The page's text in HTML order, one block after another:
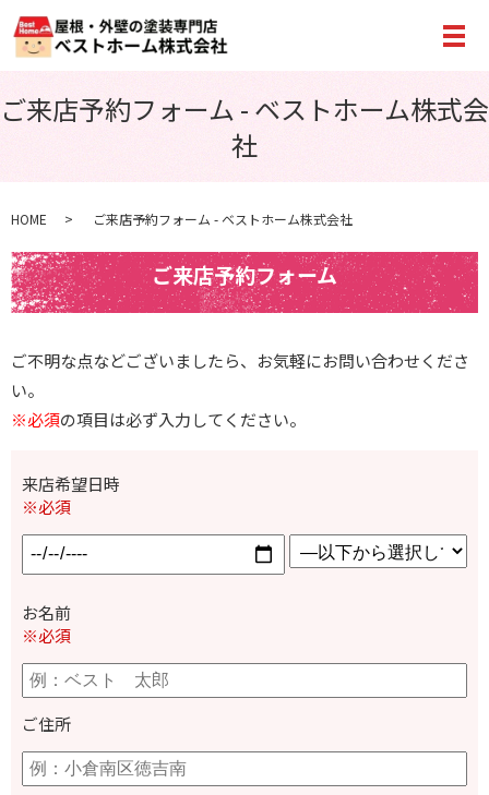
メ
ご来店予約フォーム - ベストホーム株式会
社
HOME ご来店予約フォーム - ベストホーム株式会社
ご来店予約フォーム
ご不明な点などございましたら、お気軽にお問い合わせくださ
い。
※必須の項目は必ず入力してください。
来店希望日時
※必須
お名前
※必須
ご住所